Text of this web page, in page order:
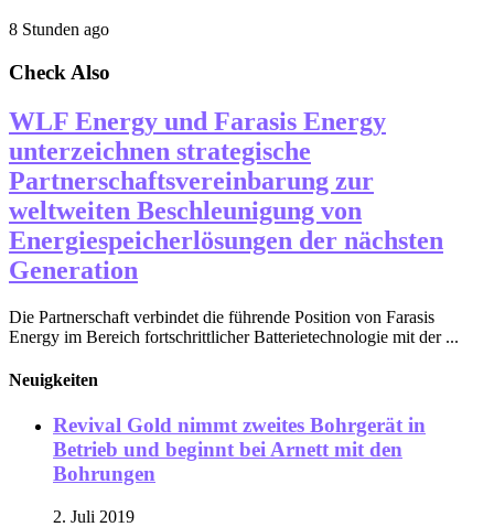
8 Stunden ago
Check Also
WLF Energy und Farasis Energy
unterzeichnen strategische
Partnerschaftsvereinbarung zur
weltweiten Beschleunigung von
Energiespeicherlösungen der nächsten
Generation
Die Partnerschaft verbindet die führende Position von Farasis
Energy im Bereich fortschrittlicher Batterietechnologie mit der ...
Neuigkeiten
Revival Gold nimmt zweites Bohrgerät in
Betrieb und beginnt bei Arnett mit den
Bohrungen
2. Juli 2019